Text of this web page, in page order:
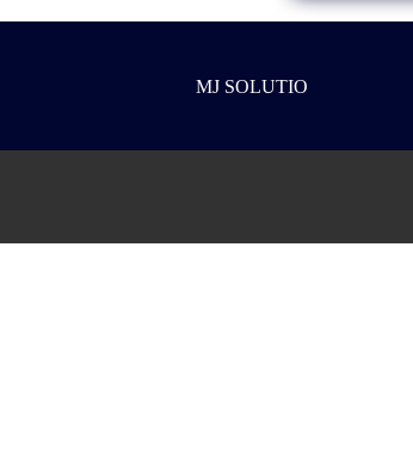
MJ SOLUTIO